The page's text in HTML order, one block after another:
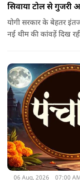
सिवाया टोल से गुजरी
योगी सरकार के बेहतर
नई थीम की कांवड़ें दिख
06 Aug, 2026 07:00